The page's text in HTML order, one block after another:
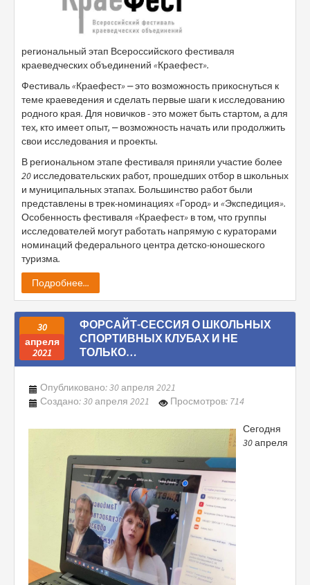
региональный этап Всероссийского фестиваля
краеведческих объединений «Краефест».
Фестиваль «Краефест» ⎼ это возможность прикоснуться к
теме краеведения и сделать первые шаги к исследованию
родного края. Для новичков - это может быть стартом, а для
тех, кто имеет опыт, ⎼ возможность начать или продолжить
свои исследования и проекты.
В региональном этапе фестиваля приняли участие более
20 исследовательских работ, прошедших отбор в школьных
и муниципальных этапах. Большинство работ были
представлены в трек-номинациях «Город» и «Экспедиция».
Особенность фестиваля «Краефест» в том, что группы
исследователей могут работать напрямую с кураторами
номинаций федерального центра детско-юношеского
туризма.
Подробнее...
30
апреля
2021
ФОРСАЙТ-СЕССИЯ О ШКОЛЬНЫХ
СПОРТИВНЫХ КЛУБАХ И НЕ
ТОЛЬКО…
Опубликовано: 30 апреля 2021
Создано: 30 апреля 2021
Просмотров: 714
Сегодня
30 апреля